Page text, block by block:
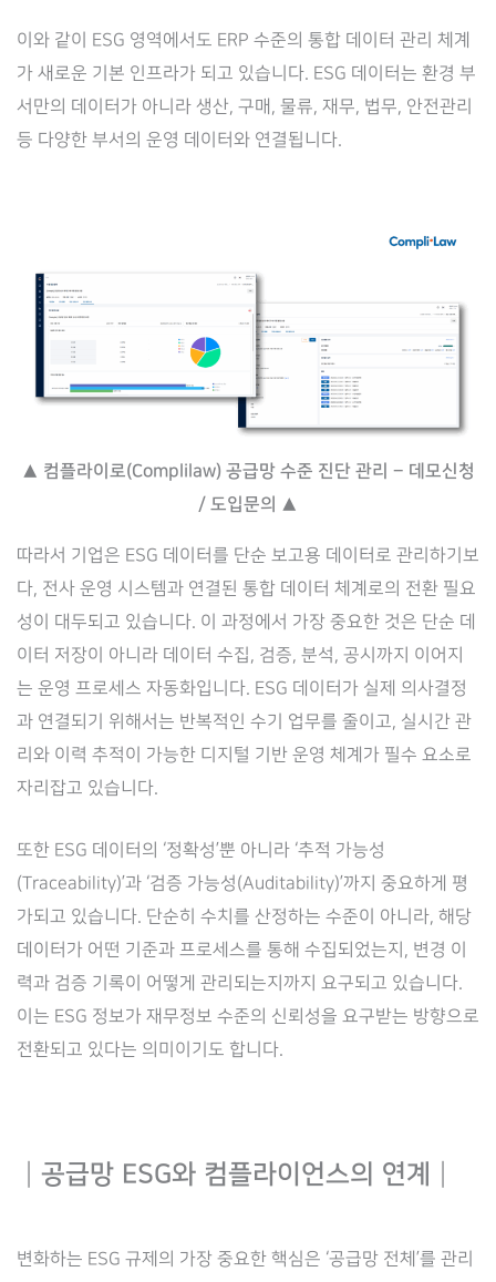
이와 같이 ESG 영역에서도 ERP 수준의 통합 데이터 관리 체계
가 새로운 기본 인프라가 되고 있습니다. ESG 데이터는 환경 부
서만의 데이터가 아니라 생산, 구매, 물류, 재무, 법무, 안전관리
등 다양한 부서의 운영 데이터와 연결됩니다.
▲ 컴플라이로(Complilaw) 공급망 수준 진단 관리 – 데모신청
/ 도입문의 ▲
따라서 기업은 ESG 데이터를 단순 보고용 데이터로 관리하기보
다, 전사 운영 시스템과 연결된 통합 데이터 체계로의 전환 필요
성이 대두되고 있습니다. 이 과정에서 가장 중요한 것은 단순 데
이터 저장이 아니라 데이터 수집, 검증, 분석, 공시까지 이어지
는 운영 프로세스 자동화입니다. ESG 데이터가 실제 의사결정
과 연결되기 위해서는 반복적인 수기 업무를 줄이고, 실시간 관
리와 이력 추적이 가능한 디지털 기반 운영 체계가 필수 요소로
자리잡고 있습니다.
또한 ESG 데이터의 ‘정확성’뿐 아니라 ‘추적 가능성
(Traceability)’과 ‘검증 가능성(Auditability)’까지 중요하게 평
가되고 있습니다. 단순히 수치를 산정하는 수준이 아니라, 해당
데이터가 어떤 기준과 프로세스를 통해 수집되었는지, 변경 이
력과 검증 기록이 어떻게 관리되는지까지 요구되고 있습니다.
이는 ESG 정보가 재무정보 수준의 신뢰성을 요구받는 방향으로
전환되고 있다는 의미이기도 합니다.
┃공급망 ESG와 컴플라이언스의 연계┃
변화하는 ESG 규제의 가장 중요한 핵심은 ‘공급망 전체’를 관리